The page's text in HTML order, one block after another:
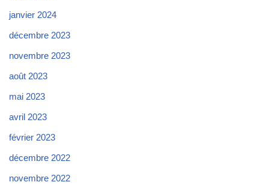
janvier 2024
décembre 2023
novembre 2023
août 2023
mai 2023
avril 2023
février 2023
décembre 2022
novembre 2022